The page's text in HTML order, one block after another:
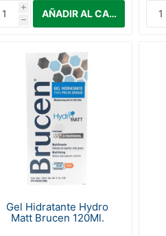
i
h
Gel Hidratante Hydro
Matt Brucen 120Ml.